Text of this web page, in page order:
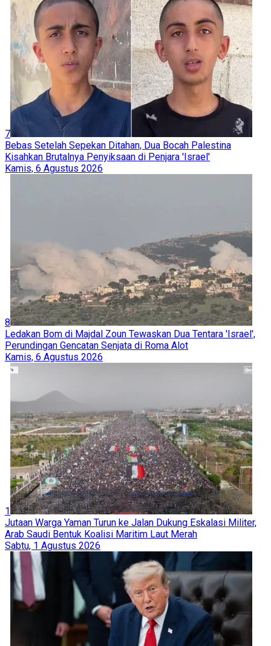
7
Bebas Setelah Sepekan Ditahan, Dua Bocah Palestina
Kisahkan Brutalnya Penyiksaan di Penjara 'Israel'
Kamis, 6 Agustus 2026
8
Ledakan Bom di Majdal Zoun Tewaskan Dua Tentara 'Israel',
Perundingan Gencatan Senjata di Roma Alot
Kamis, 6 Agustus 2026
1
Jutaan Warga Yaman Turun ke Jalan Dukung Eskalasi Militer,
Arab Saudi Bentuk Koalisi Maritim Laut Merah
Sabtu, 1 Agustus 2026